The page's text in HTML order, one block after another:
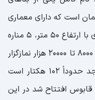
است که دارای معماری
شگفت انگیزی متشکل از گنبدی مرکزی با ارتفاع 50 متر، 5 مناره
و مساحتی بزرگ به منظور جای دادن 8000 تا 20000 هزار نمازگزار
است. به طور کلی مساحت این مسجد حدوداً 102 هکتار است
قابوس افتتاح شد در این